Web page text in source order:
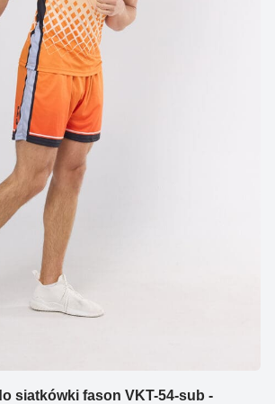
siatkówki fason VKT-54-sub -